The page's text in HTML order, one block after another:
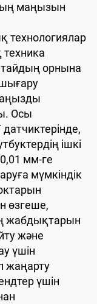
маңызын
технологиялар
орнына
Осы
ішкі
мм-ге
мүмкіндік
өзгеше,
жабдықтарын
және
үшін
жаңарту
үшін